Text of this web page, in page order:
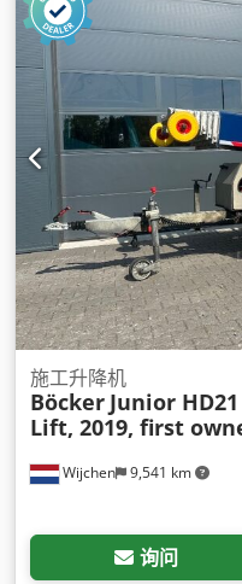
Wijchen 9,541 km
施工升降机
Böcker Junior
Lift, 2019, first
询问